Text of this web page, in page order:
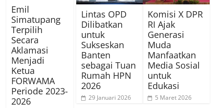
Emil
Simatupang
Terpilih
Secara
Aklamasi
Menjadi
Ketua
FORWAMA
Periode 2023-
2026
Lintas OPD
Dilibatkan
untuk
Sukseskan
Banten
sebagai Tuan
Rumah HPN
2026
29 Januari 2026
Komisi X DPR
RI Ajak
Generasi
Muda
Manfaatkan
Media Sosial
untuk
Edukasi
5 Maret 2026